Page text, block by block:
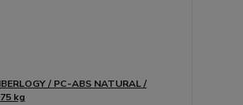
/ PC-ABS NATURAL /
kg